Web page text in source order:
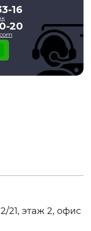
16
20
21, этаж 2, офис